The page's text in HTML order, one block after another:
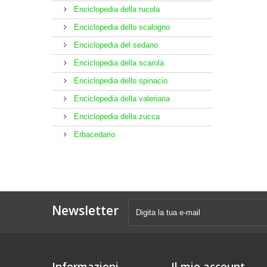
Enciclopedia della rucola
Enciclopedia dello scalogno
Enciclopedia del sedano
Enciclopedia della scarola
Enciclopedia dello spinacio
Enciclopedia della valeriana
Enciclopedia della zucca
Erbacedario
Newsletter